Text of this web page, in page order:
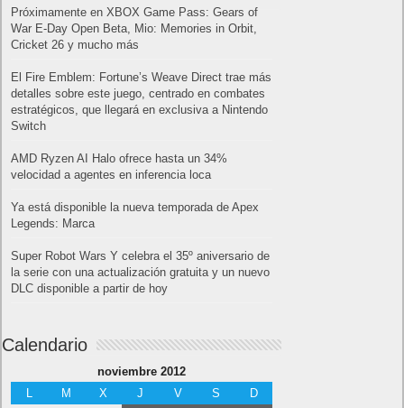
Próximamente en XBOX Game Pass: Gears of
War E-Day Open Beta, Mio: Memories in Orbit,
Cricket 26 y mucho más
El Fire Emblem: Fortune’s Weave Direct trae más
detalles sobre este juego, centrado en combates
estratégicos, que llegará en exclusiva a Nintendo
Switch
AMD Ryzen AI Halo ofrece hasta un 34%
velocidad a agentes en inferencia loca
Ya está disponible la nueva temporada de Apex
Legends: Marca
Super Robot Wars Y celebra el 35º aniversario de
la serie con una actualización gratuita y un nuevo
DLC disponible a partir de hoy
Calendario
noviembre 2012
L
M X J V S D